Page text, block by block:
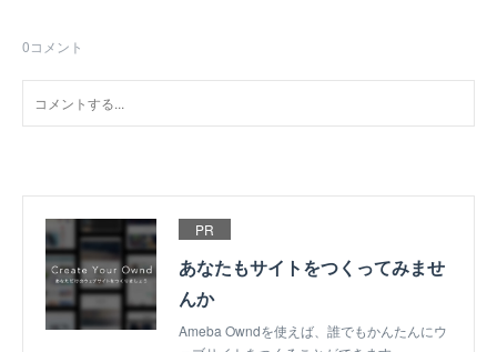
0コメント
PR
あなたもサイトをつくってみませ
んか
Ameba Owndを使えば、誰でもかんたんにウ